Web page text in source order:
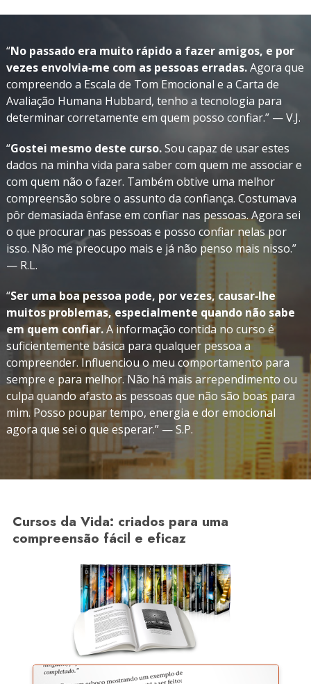
“No passado era muito rápido a fazer amigos, e por
vezes envolvia‑me com as pessoas erradas.Agora que
compreendo a Escala de Tom Emocional e a Carta de
Avaliação Humana Hubbard, tenho a tecnologia para
determinar corretamente em quem posso confiar.” — V.J.
“Gostei mesmo deste curso.Sou capaz de usar estes
dados na minha vida para saber com quem me associar e
com quem não o fazer. Também obtive uma melhor
compreensão sobre o assunto da confiança. Costumava
pôr demasiada ênfase em confiar nas pessoas. Agora sei
o que procurar nas pessoas e posso confiar nelas por
isso. Não me preocupo mais e já não penso mais nisso.”
— R.L.
“Ser uma boa pessoa pode, por vezes, causar‑lhe
muitos problemas, especialmente quando não sabe
em quem confiar.A informação contida no curso é
suficientemente básica para qualquer pessoa a
compreender. Influenciou o meu comportamento para
sempre e para melhor. Não há mais arrependimento ou
culpa quando afasto as pessoas que não são boas para
mim. Posso poupar tempo, energia e dor emocional
agora que sei o que esperar.” — S.P.
Cursos da Vida: criados para uma
compreensão fácil e eficaz